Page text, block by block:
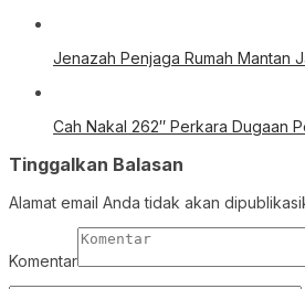
Jenazah Penjaga Rumah Mantan
Cah Nakal 262″ Perkara Dugaan
Tinggalkan Balasan
Alamat email Anda tidak akan
Komentar